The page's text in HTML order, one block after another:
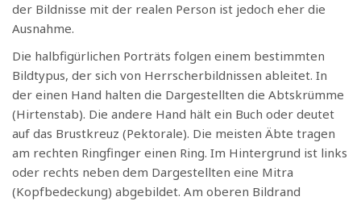
der Bildnisse mit der realen Person ist jedoch eher die
Ausnahme.
Die halbfigürlichen Porträts folgen einem bestimmten
Bildtypus, der sich von Herrscherbildnissen ableitet. In
der einen Hand halten die Dargestellten die Abtskrümme
(Hirtenstab). Die andere Hand hält ein Buch oder deutet
auf das Brustkreuz (Pektorale). Die meisten Äbte tragen
am rechten Ringfinger einen Ring. Im Hintergrund ist links
oder rechts neben dem Dargestellten eine Mitra
(Kopfbedeckung) abgebildet. Am oberen Bildrand